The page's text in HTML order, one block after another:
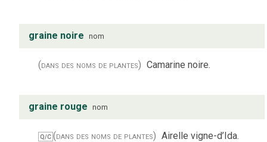
graine noire nom
(dans des noms de plantes) Camarine noire.
graine rouge nom
Q/C (dans des noms de plantes) Airelle vigne-d’Ida.